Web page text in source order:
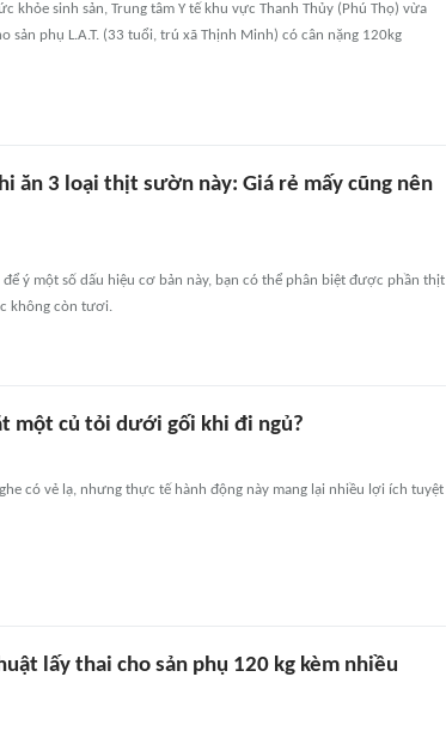
khỏe sinh sản, Trung tâm Y tế khu vực Thanh Thủy (Phú Thọ) vừa
sản phụ L.A.T. (33 tuổi, trú xã Thịnh Minh) có cân nặng 120kg
ăn 3 loại thịt sườn này: Giá rẻ mấy cũng nên
ý một số dấu hiệu cơ bản này, bạn có thể phân biệt được phần thịt
không còn tươi.
một củ tỏi dưới gối khi đi ngủ?
có vẻ lạ, nhưng thực tế hành động này mang lại nhiều lợi ích tuyệt
lấy thai cho sản phụ 120 kg kèm nhiều